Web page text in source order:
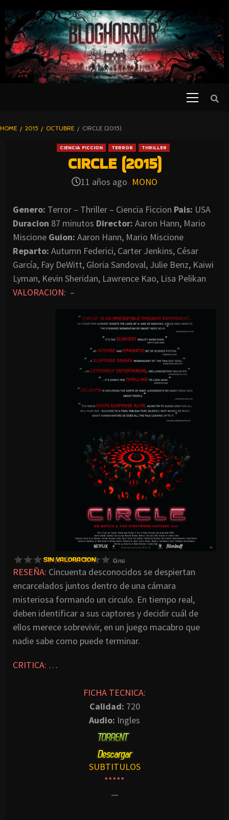
TO
CONTENT
BLOGHORROR
HOME 2015 OCTUBRE CIRCLE (2015)
CIENCIA FICCION TERROR THRILLER
CIRCLE (2015)
11 años ago MONO
Genero: Terror – Thriller – Ciencia Ficcion Pais: USA
Duracion 87 minutos Director: Aaron Hann, Mario
Miscione Guion: Aaron Hann, Mario Miscione
Reparto: Autumn Federici, Carter Jenkins, César
García, Fay DeWitt, Gloria Sandoval, Julie Benz, Kaiwi
Lyman, Kevin Sheridan, Lawrence Kao, Lisa Pelikan
VALORACION: –
RESEÑA: Cincuenta desconocidos se despiertan
encarcelados juntos dentro de una cámara
misteriosa formando un circulo. En tiempo real,
deben identificar a sus captores y decidir cuál de
ellos merece sobrevivir, en un juego macabro que
nadie sabe como puede terminar.
CRITICA: …
FICHA TECNICA:
Calidad: 720
Audio: Ingles
SUBTITULOS
*****
—